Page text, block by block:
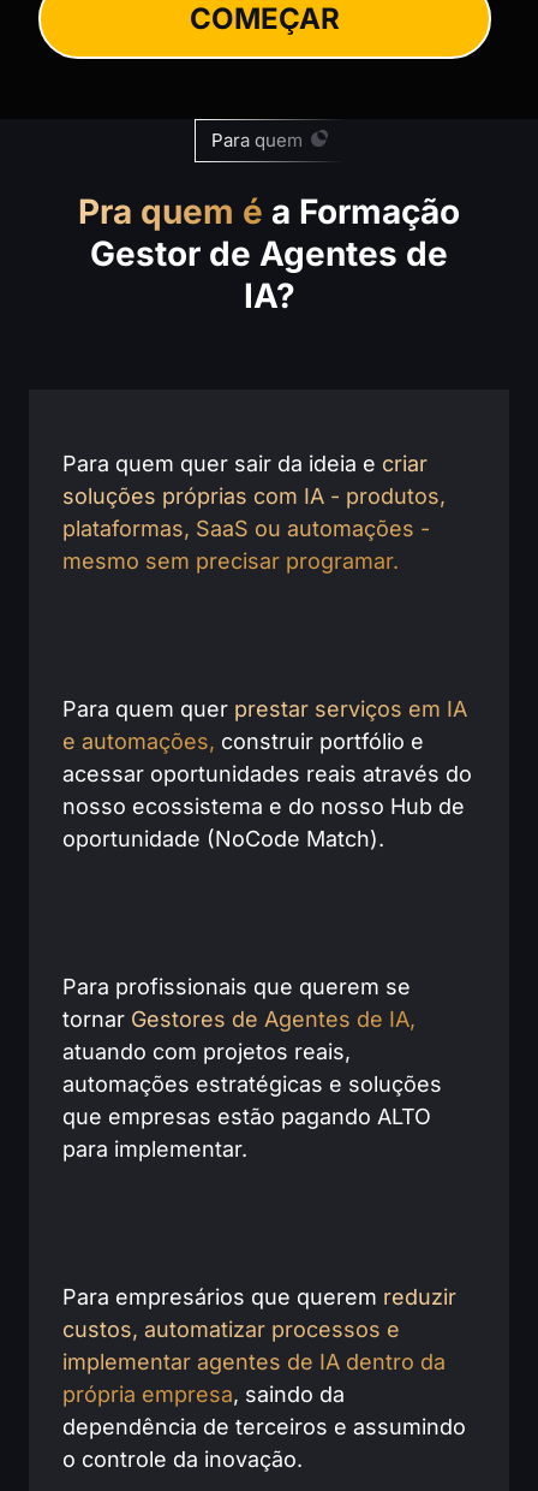
COMEÇAR
Para quem
Pra quem é a Formação
Gestor de Agentes de
IA?
Para quem quer sair da ideia e criar
soluções próprias com IA - produtos,
plataformas, SaaS ou automações -
mesmo sem precisar programar.
Para quem quer prestar serviços em IA
e automações, construir portfólio e
acessar oportunidades reais através do
nosso ecossistema e do nosso Hub de
oportunidade (NoCode Match).
Para profissionais que querem se
tornar Gestores de Agentes de IA,
atuando com projetos reais,
automações estratégicas e soluções
que empresas estão pagando ALTO
para implementar.
Para empresários que querem reduzir
custos, automatizar processos e
implementar agentes de IA dentro da
própria empresa, saindo da
dependência de terceiros e assumindo
o controle da inovação.